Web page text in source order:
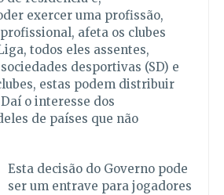
exercer uma profissão,
afeta os clubes
todos eles assentes,
desportivas (SD) e
estas podem distribuir
o interesse dos
de países que não
Esta decisão do Governo pode
ser um entrave para jogadores